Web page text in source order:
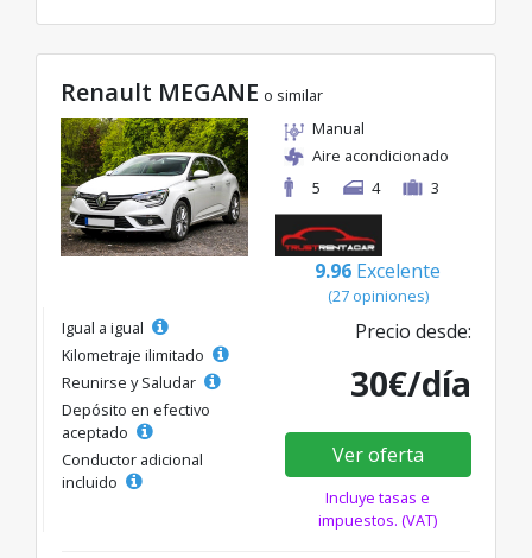
Renault MEGANE o similar
Manual
Aire acondicionado
5
4 3
9.96 Excelente
(27 opiniones)
Igual a igual
Kilometraje ilimitado
Reunirse y Saludar
Depósito en efectivo
aceptado
Conductor adicional
incluido
Precio desde:
30€/día
Ver oferta
Incluye tasas e
impuestos. (VAT)